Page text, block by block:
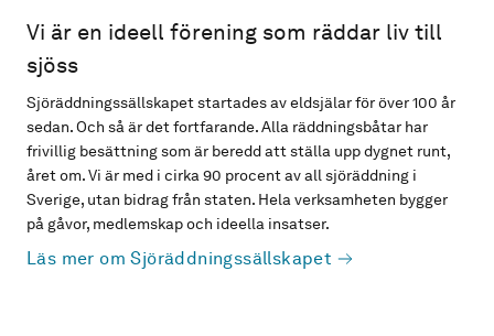
Vi är en ideell förening som räddar liv till
sjöss
Sjöräddningssällskapet startades av eldsjälar för över 100 år
sedan. Och så är det fortfarande. Alla räddningsbåtar har
frivillig besättning som är beredd att ställa upp dygnet runt,
året om. Vi är med i cirka 90 procent av all sjöräddning i
Sverige, utan bidrag från staten. Hela verksamheten bygger
på gåvor, medlemskap och ideella insatser.
Läs mer om Sjöräddningssällskapet